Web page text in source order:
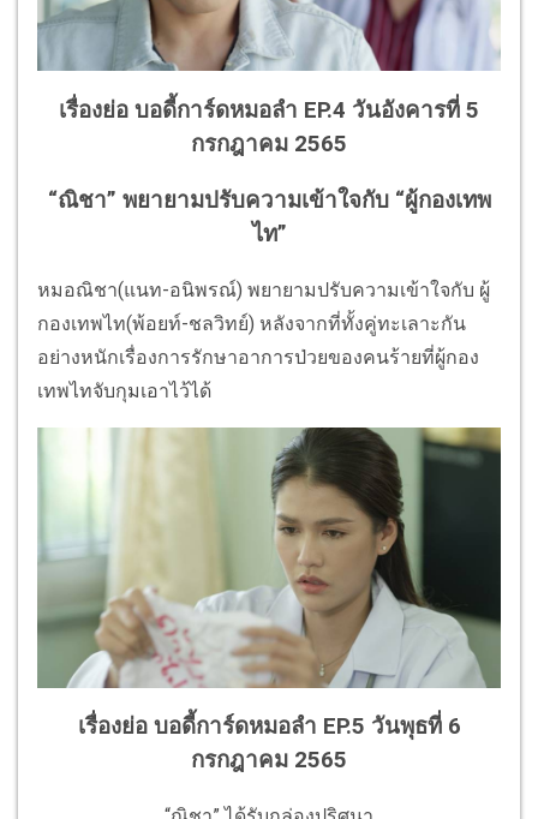
เรื่องย่อ บอดี้การ์ดหมอลำ EP.4 วันอังคารที่ 5
กรกฎาคม 2565
“ณิชา” พยายามปรับความเข้าใจกับ “ผู้กองเทพ
ไท”
หมอณิชา(แนท-อนิพรณ์) พยายามปรับความเข้าใจกับ ผู้
กองเทพไท(พ้อยท์-ชลวิทย์) หลังจากที่ทั้งคู่ทะเลาะกัน
อย่างหนักเรื่องการรักษาอาการป่วยของคนร้ายที่ผู้กอง
เทพไทจับกุมเอาไว้ได้
เรื่องย่อ บอดี้การ์ดหมอลำ EP.5 วันพุธที่ 6
กรกฎาคม 2565